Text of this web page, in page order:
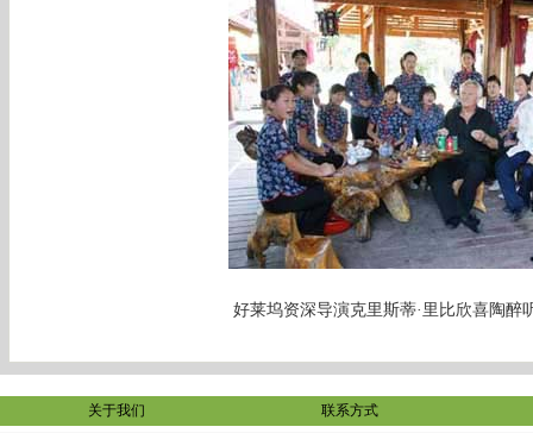
好莱坞资深导演克里斯蒂·里比欣喜陶醉
关于我们
联系方式